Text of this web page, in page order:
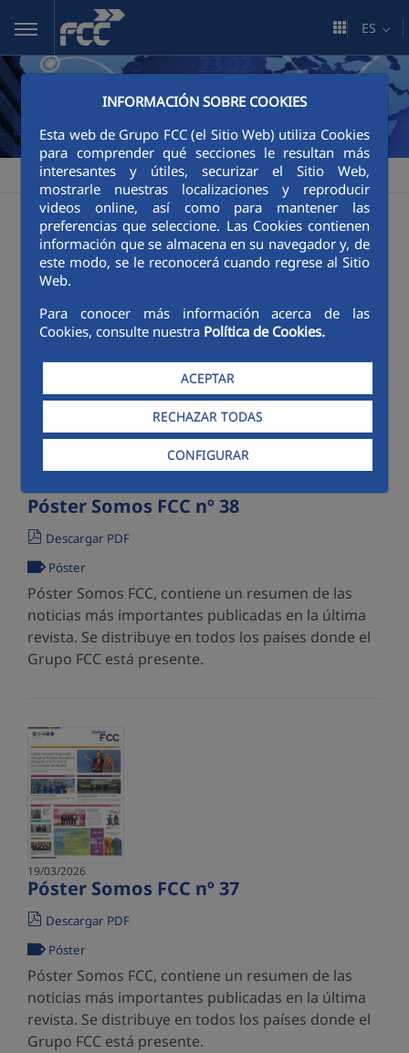
Saltar al contenido principal
INFORMACIÓN SOBRE COOKIES
Esta web de Grupo FCC (el Sitio Web) utiliza Cookies
para comprender qué secciones le resultan más
interesantes y útiles, securizar el Sitio Web,
mostrarle nuestras localizaciones y reproducir
videos online, así como para mantener las
preferencias que seleccione. Las Cookies contienen
información que se almacena en su navegador y, de
este modo, se le reconocerá cuando regrese al Sitio
Web.
Para conocer más información acerca de las
Cookies, consulte nuestra Política de Cookies.
ACEPTAR
RECHAZAR TODAS
CONFIGURAR
ES
FCC >Sala de comunicación >Publicaciones
Publicaciones
Categorías:
Póster Somos FCC nº 38
Descargar PDF
Póster
Póster Somos FCC, contiene un resumen de las
noticias más importantes publicadas en la última
revista. Se distribuye en todos los países donde el
Grupo FCC está presente.
19/03/2026
Póster Somos FCC nº 37
Descargar PDF
Póster
Póster Somos FCC, contiene un resumen de las
noticias más importantes publicadas en la última
revista. Se distribuye en todos los países donde el
Grupo FCC está presente.